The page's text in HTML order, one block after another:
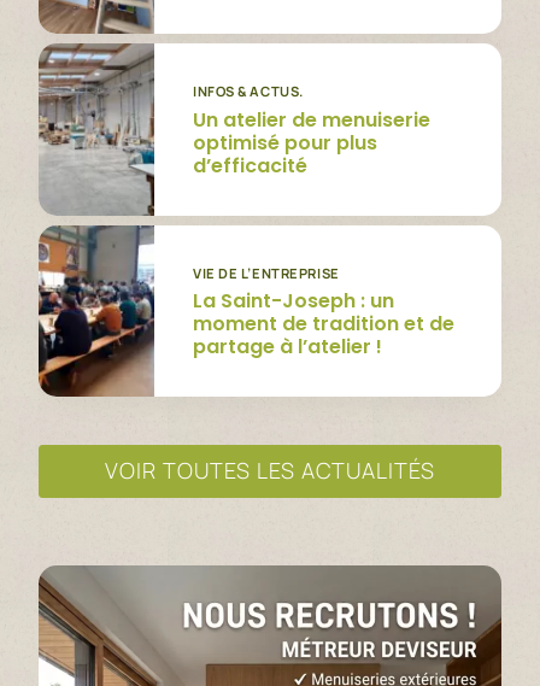
INFOS & ACTUS.
Un atelier de menuiserie
optimisé pour plus
d’efficacité
VIE DE L’ENTREPRISE
La Saint-Joseph : un
moment de tradition et de
partage à l’atelier !
VOIR TOUTES LES ACTUALITÉS